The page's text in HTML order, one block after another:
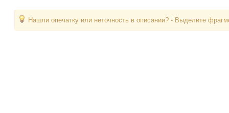
Нашли опечатку или неточность в описании? - Выделите